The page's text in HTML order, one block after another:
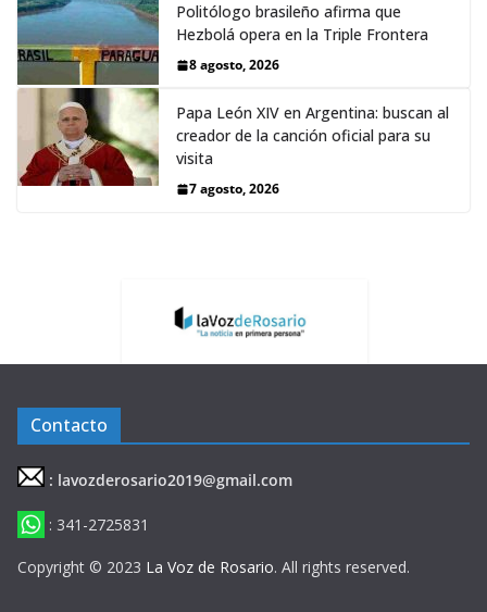
Politólogo brasileño afirma que
Hezbolá opera en la Triple Frontera
8 agosto, 2026
Papa León XIV en Argentina: buscan al
creador de la canción oficial para su
visita
7 agosto, 2026
Contacto
: lavozderosario2019@gmail.com
: 341-2725831
Copyright © 2023 La Voz de Rosario. All rights reserved.